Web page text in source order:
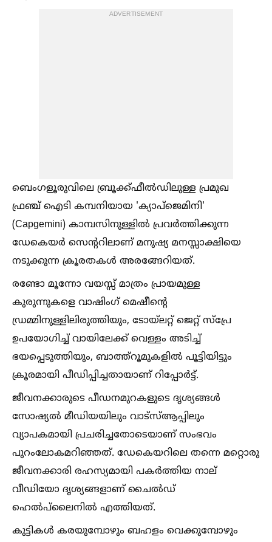
ADVERTISEMENT
ബെംഗളൂരുവിലെ ബ്രൂക്ക്ഫീല്‍ഡിലുള്ള പ്രമുഖ
ഫ്രഞ്ച് ഐടി കമ്പനിയായ 'ക്യാപ്‌ജെമിനി'
(Capgemini) കാമ്പസിനുള്ളില്‍ പ്രവർത്തിക്കുന്ന
ഡേകെയർ സെന്ററിലാണ് മനുഷ്യ മനസ്സാക്ഷിയെ
നടുക്കുന്ന ക്രൂരതകള്‍ അരങ്ങേറിയത്.
രണ്ടോ മൂന്നോ വയസ്സ് മാത്രം പ്രായമുള്ള
കുരുന്നുകളെ വാഷിംഗ് മെഷീന്റെ
ഡ്രമ്മിനുള്ളിലിരുത്തിയും, ടോയ്ലറ്റ് ജെറ്റ് സ്പ്രേ
ഉപയോഗിച്ച്‌ വായിലേക്ക് വെള്ളം അടിച്ച്‌
ഭയപ്പെടുത്തിയും, ബാത്ത്റൂമുകളില്‍ പൂട്ടിയിട്ടും
ക്രൂരമായി പീഡിപ്പിച്ചതായാണ് റിപ്പോർട്ട്.
ജീവനക്കാരുടെ പീഡനമുറകളുടെ ദൃശ്യങ്ങള്‍
സോഷ്യല്‍ മീഡിയയിലും വാട്‌സ്‌ആപ്പിലും
വ്യാപകമായി പ്രചരിച്ചതോടെയാണ് സംഭവം
പുറംലോകമറിഞ്ഞത്. ഡേകെയറിലെ തന്നെ മറ്റൊരു
ജീവനക്കാരി രഹസ്യമായി പകർത്തിയ നാല്
വീഡിയോ ദൃശ്യങ്ങളാണ് ചൈല്‍ഡ്
ഹെല്‍പ്‌ലൈനില്‍ എത്തിയത്.
കുട്ടികള്‍ കരയുമ്പോഴും ബഹളം വെക്കുമ്പോഴും